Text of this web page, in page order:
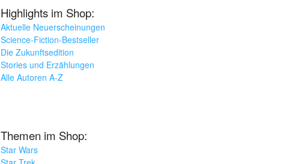
Highlights im Shop:
Aktuelle Neuerscheinungen
Science-Fiction-Bestseller
Die Zukunftsedition
Stories und Erzählungen
Alle Autoren A-Z
Themen im Shop:
Star Wars